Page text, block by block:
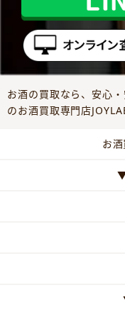
お酒の買取なら、安心
のお酒買取専門店
お